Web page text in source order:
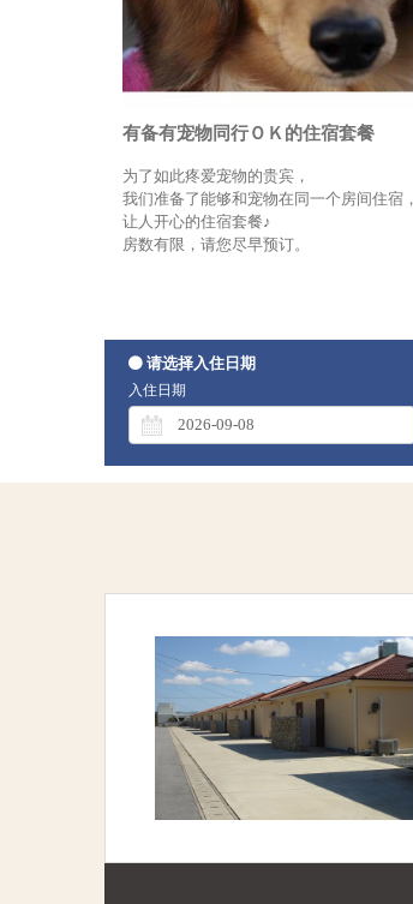
有备有宠物同行ＯＫ的住宿套餐
为了如此疼爱宠物的贵宾，
我们准备了能够和宠物在同一个房间住宿，
让人开心的住宿套餐♪
房数有限，请您尽早预订。
请选择入住日期
入住日期